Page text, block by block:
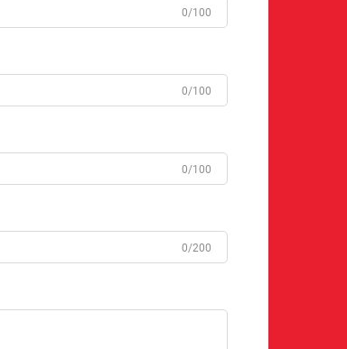
0/100
0/100
0/100
0/200